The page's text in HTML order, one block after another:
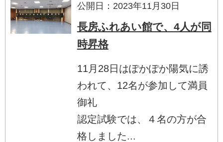
公開日：2023年11月30日
長房ふれあい館で、4人が同
時昇格
11月28日はぽかぽか陽気に誘
われて、12名が参加して満員
御礼
認定試験では、４名の方が合
格しました...